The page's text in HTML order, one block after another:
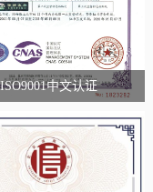
ISO9001中文认证